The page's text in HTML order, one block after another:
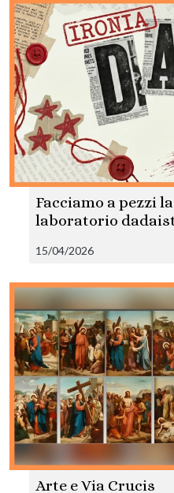
Facciamo a pezzi
laboratorio
15/04/2026
Arte e Via Crucis